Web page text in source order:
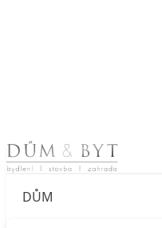
Skip to content
DŮM